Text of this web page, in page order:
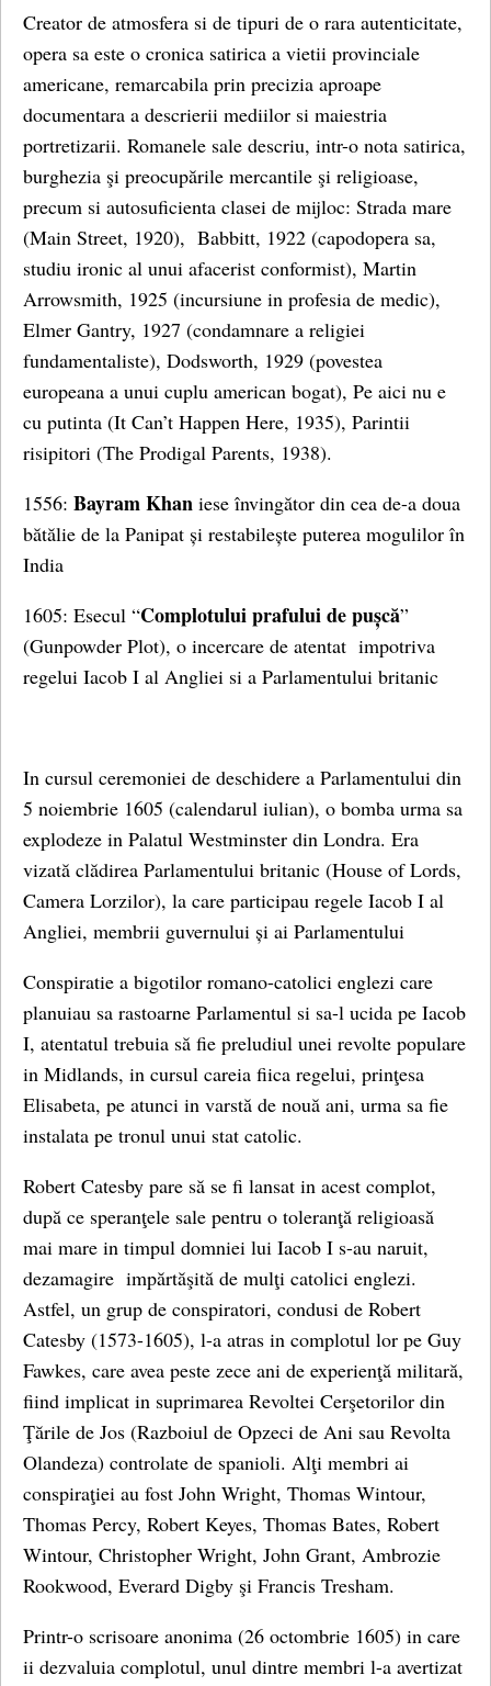
Creator de atmosfera si de tipuri de o rara autenticitate,
opera sa este o cronica satirica a vietii provinciale
americane, remarcabila prin precizia aproape
documentara a descrierii mediilor si maiestria
portretizarii. Romanele sale descriu, intr-o nota satirica,
burghezia şi preocupările mercantile şi religioase,
precum si autosuficienta clasei de mijloc: Strada mare
(Main Street, 1920), Babbitt, 1922 (capodopera sa,
studiu ironic al unui afacerist conformist), Martin
Arrowsmith, 1925 (incursiune in profesia de medic),
Elmer Gantry, 1927 (condamnare a religiei
fundamentaliste), Dodsworth, 1929 (povestea
europeana a unui cuplu american bogat), Pe aici nu e
cu putinta (It Can’t Happen Here, 1935), Parintii
risipitori (The Prodigal Parents, 1938).
1556: Bayram Khan iese învingător din cea de-a doua
bătălie de la Panipat și restabilește puterea mogulilor în
India
1605: Esecul “Complotului prafului de pușcă”
(Gunpowder Plot), o incercare de atentat impotriva
regelui Iacob I al Angliei si a Parlamentului britanic
In cursul ceremoniei de deschidere a Parlamentului din
5 noiembrie 1605 (calendarul iulian), o bomba urma sa
explodeze in Palatul Westminster din Londra. Era
vizată clădirea Parlamentului britanic (House of Lords,
Camera Lorzilor), la care participau regele Iacob I al
Angliei, membrii guvernului și ai Parlamentului
Conspiratie a bigotilor romano-catolici englezi care
planuiau sa rastoarne Parlamentul si sa-l ucida pe Iacob
I, atentatul trebuia să fie preludiul unei revolte populare
in Midlands, in cursul careia fiica regelui, prinţesa
Elisabeta, pe atunci in varstă de nouă ani, urma sa fie
instalata pe tronul unui stat catolic.
Robert Catesby pare să se fi lansat in acest complot,
după ce speranţele sale pentru o toleranţă religioasă
mai mare in timpul domniei lui Iacob I s-au naruit,
dezamagire impărtăşită de mulţi catolici englezi.
Astfel, un grup de conspiratori, condusi de Robert
Catesby (1573-1605), l-a atras in complotul lor pe Guy
Fawkes, care avea peste zece ani de experienţă militară,
fiind implicat in suprimarea Revoltei Cerşetorilor din
Ţările de Jos (Razboiul de Opzeci de Ani sau Revolta
Olandeza) controlate de spanioli. Alţi membri ai
conspiraţiei au fost John Wright, Thomas Wintour,
Thomas Percy, Robert Keyes, Thomas Bates, Robert
Wintour, Christopher Wright, John Grant, Ambrozie
Rookwood, Everard Digby şi Francis Tresham.
Printr-o scrisoare anonima (26 octombrie 1605) in care
ii dezvaluia complotul, unul dintre membri l-a avertizat